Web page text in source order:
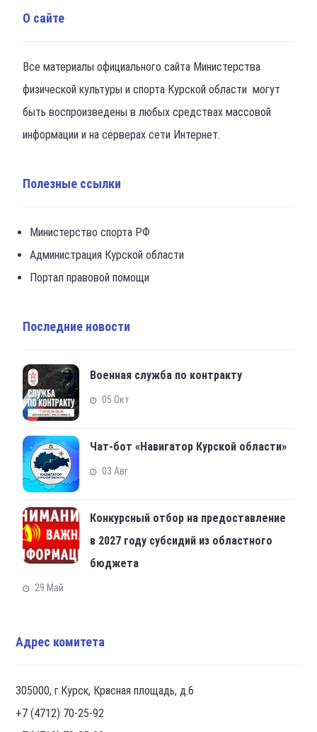
О сайте
Все материалы официального сайта Министерства
физической культуры и спорта Курской области могут
быть воспроизведены в любых средствах массовой
информации и на серверах сети Интернет.
Полезные ссылки
Министерство спорта РФ
Администрация Курской области
Портал правовой помощи
Последние новости
Военная служба по контракту
05 Окт
Чат-бот «Навигатор Курской области»
03 Авг
Конкурсный отбор на предоставление
в 2027 году субсидий из областного
бюджета
29 Май
Адрес комитета
305000, г.Курск, Красная площадь, д.6
+7 (4712) 70-25-92